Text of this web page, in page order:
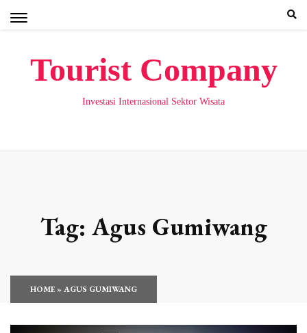
Tourist Company
Investasi Internasional Sektor Wisata
Tag: Agus Gumiwang
HOME»AGUS GUMIWANG